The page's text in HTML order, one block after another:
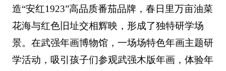
造“安红1923”高品质番茄品牌，春日里万亩油菜
花海与红色旧址交相辉映，形成了独特研学场
景。在武强年画博物馆，一场场特色年画主题研
学活动，吸引孩子们参观武强木版年画，体验年